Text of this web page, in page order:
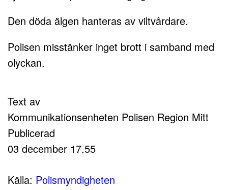
Den döda älgen hanteras av viltvårdare.
Polisen misstänker inget brott i samband med
olyckan.
Text av
Kommunikationsenheten Polisen Region Mitt
Publicerad
03 december 17.55
Källa: Polismyndigheten